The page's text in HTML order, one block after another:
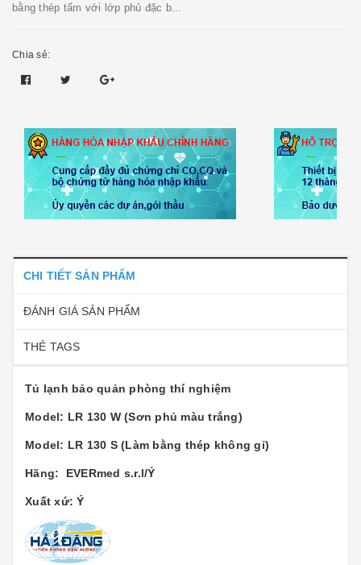
bằng thép tấm với lớp phủ đặc b...
Chia sẻ:
CHI TIẾT SẢN PHẨM
ĐÁNH GIÁ SẢN PHẨM
THẺ TAGS
Tủ lạnh bảo quản phòng thí nghiệm
Model: LR 130 W (Sơn phủ màu trắng)
Model: LR 130 S (Làm bằng thép không gỉ)
Hãng: EVERmed s.r.l/Ý
Xuất xứ: Ý